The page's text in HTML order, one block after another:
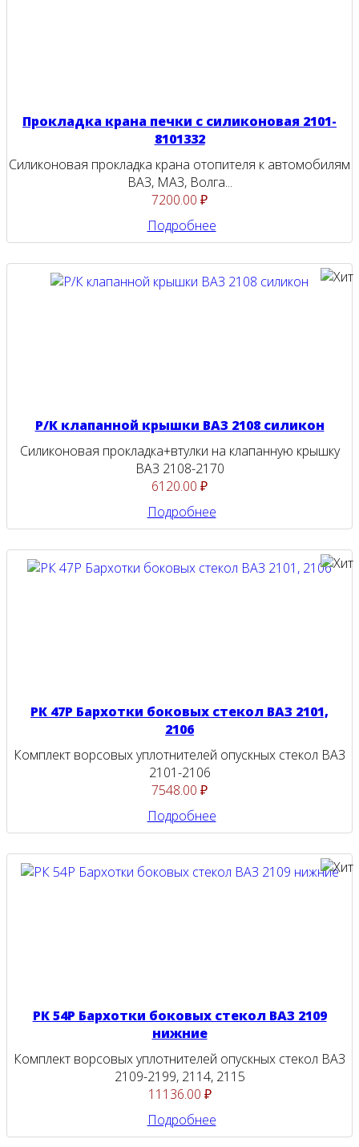
Прокладка крана печки с силиконовая 2101-
8101332
Силиконовая прокладка крана отопителя к автомобилям
ВАЗ, МАЗ, Волга...
7200.00 ₽
Подробнее
Р/К клапанной крышки ВАЗ 2108 силикон
Силиконовая прокладка+втулки на клапанную крышку
ВАЗ 2108-2170
6120.00 ₽
Подробнее
РК 47Р Бархотки боковых стекол ВАЗ 2101,
2106
Комплект ворсовых уплотнителей опускных стекол ВАЗ
2101-2106
7548.00 ₽
Подробнее
РК 54Р Бархотки боковых стекол ВАЗ 2109
нижние
Комплект ворсовых уплотнителей опускных стекол ВАЗ
2109-2199, 2114, 2115
11136.00 ₽
Подробнее